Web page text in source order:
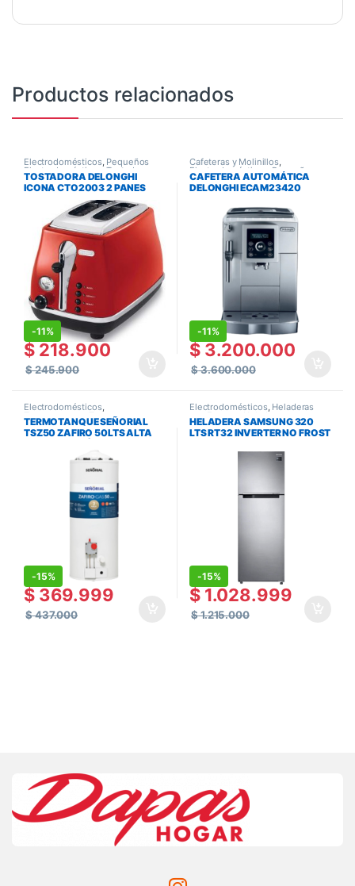
Productos relacionados
Electrodomésticos, Pequeños
Electrodomésticos,Tostadoras
TOSTADORA DELONGHI
ICONA CTO2003 2 PANES
-11%
$218.900
$245.900
Cafeteras y Molinillos,
Electrodomésticos,Pequeños
Electrodomésticos
CAFETERA AUTOMÁTICA
DELONGHI ECAM23420
-11%
$3.200.000
$3.600.000
Electrodomésticos,
Termotanques ,Termotanques y
Calefones
TERMOTANQUE SEÑORIAL
TSZ50 ZAFIRO 50LTS ALTA
-15%
$369.999
$437.000
Electrodomésticos, Heladeras
con Freezer, Heladeras y
Freezers
HELADERA SAMSUNG 320
LTS RT32 INVERTER NO FROST
-15%
$1.028.999
$1.215.000